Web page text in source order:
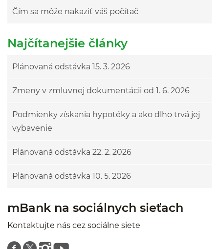
Čím sa môže nakaziť váš počítač
Najčítanejšie články
Plánovaná odstávka 15. 3. 2026
Zmeny v zmluvnej dokumentácii od 1. 6. 2026
Podmienky získania hypotéky a ako dlho trvá jej
vybavenie
Plánovaná odstávka 22. 2. 2026
Plánovaná odstávka 10. 5. 2026
mBank na sociálnych sieťach
Kontaktujte nás cez sociálne siete
Znajdź nas na facebooku
Znajdź nas na twitterze
Znajdź nas na instagramie
Znajdź nas na youtube